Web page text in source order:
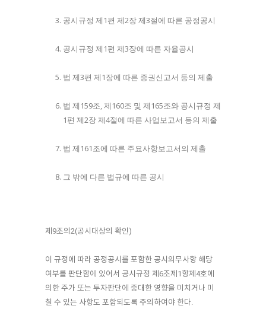
공시규정 제1편 제2장 제3절에 따른 공정공시
공시규정 제1편 제3장에 따른 자율공시
법 제3편 제1장에 따른 증권신고서 등의 제출
법 제159조, 제160조 및 제165조와 공시규정 제
1편 제2장 제4절에 따른 사업보고서 등의 제출
법 제161조에 따른 주요사항보고서의 제출
그 밖에 다른 법규에 따른 공시
제9조의2(공시대상의 확인)
이 규정에 따라 공정공시를 포함한 공시의무사항 해당
여부를 판단함에 있어서 공시규정 제6조제1항제4호에
의한 주가 또는 투자판단에 중대한 영향을 미치거나 미
칠 수 있는 사항도 포함되도록 주의하여야 한다.